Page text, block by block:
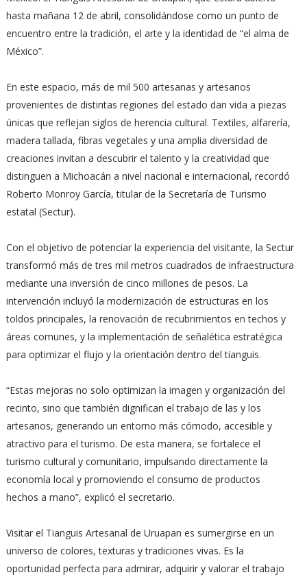
hasta mañana 12 de abril, consolidándose como un punto de
encuentro entre la tradición, el arte y la identidad de “el alma de
México”.
En este espacio, más de mil 500 artesanas y artesanos
provenientes de distintas regiones del estado dan vida a piezas
únicas que reflejan siglos de herencia cultural. Textiles, alfarería,
madera tallada, fibras vegetales y una amplia diversidad de
creaciones invitan a descubrir el talento y la creatividad que
distinguen a Michoacán a nivel nacional e internacional, recordó
Roberto Monroy García, titular de la Secretaría de Turismo
estatal (Sectur).
Con el objetivo de potenciar la experiencia del visitante, la Sectur
transformó más de tres mil metros cuadrados de infraestructura
mediante una inversión de cinco millones de pesos. La
intervención incluyó la modernización de estructuras en los
toldos principales, la renovación de recubrimientos en techos y
áreas comunes, y la implementación de señalética estratégica
para optimizar el flujo y la orientación dentro del tianguis.
“Estas mejoras no solo optimizan la imagen y organización del
recinto, sino que también dignifican el trabajo de las y los
artesanos, generando un entorno más cómodo, accesible y
atractivo para el turismo. De esta manera, se fortalece el
turismo cultural y comunitario, impulsando directamente la
economía local y promoviendo el consumo de productos
hechos a mano”, explicó el secretario.
Visitar el Tianguis Artesanal de Uruapan es sumergirse en un
universo de colores, texturas y tradiciones vivas. Es la
oportunidad perfecta para admirar, adquirir y valorar el trabajo